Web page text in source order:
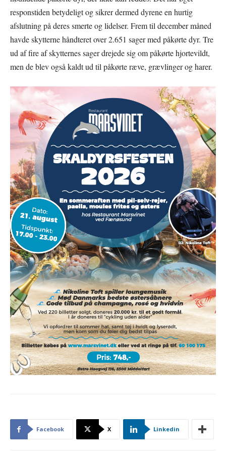
responstiden betydeligt og sikrer dermed dyrene en hurtig
afslutning på deres smerte og lidelser. Frem til december måned
havde skytterne håndteret over 2.651 sager med påkørte dyr. Tre
ud af fire af skytternes sager drejede sig om påkørte hjortevildt,
men de blev også kaldt ud til påkørte ræve, grævlinger og harer.
Facebook X Linkedin